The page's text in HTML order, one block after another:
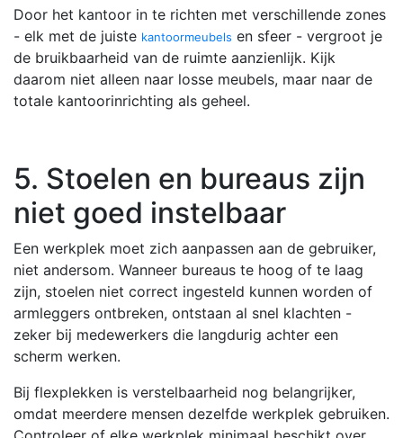
Door het kantoor in te richten met verschillende zones
- elk met de juiste kantoormeubels en sfeer - vergroot je
de bruikbaarheid van de ruimte aanzienlijk. Kijk
daarom niet alleen naar losse meubels, maar naar de
totale kantoorinrichting als geheel.
5. Stoelen en bureaus zijn
niet goed instelbaar
Een werkplek moet zich aanpassen aan de gebruiker,
niet andersom. Wanneer bureaus te hoog of te laag
zijn, stoelen niet correct ingesteld kunnen worden of
armleggers ontbreken, ontstaan al snel klachten -
zeker bij medewerkers die langdurig achter een
scherm werken.
Bij flexplekken is verstelbaarheid nog belangrijker,
omdat meerdere mensen dezelfde werkplek gebruiken.